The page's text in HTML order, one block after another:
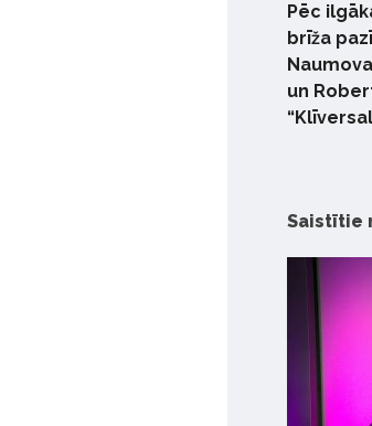
Pēc
brīža
un
Saistītie